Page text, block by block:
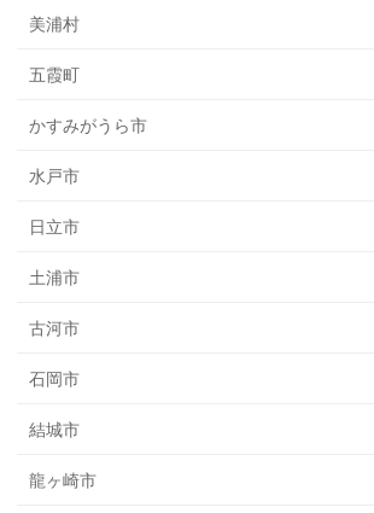
美浦村
五霞町
かすみがうら市
水戸市
日立市
土浦市
古河市
石岡市
結城市
龍ヶ崎市